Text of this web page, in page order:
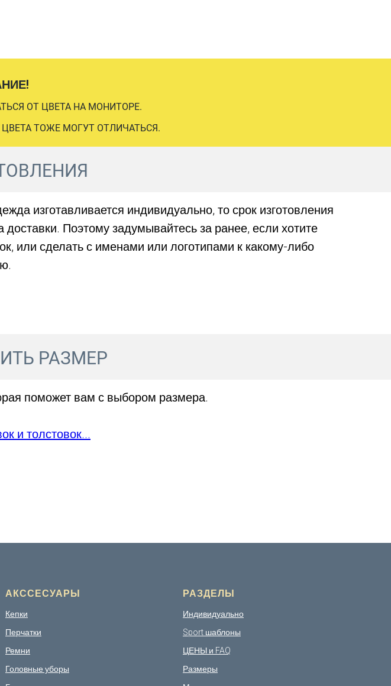
ОТ ЦВЕТА НА МОНИТОРЕ.
ТОЖЕ МОГУТ ОТЛИЧАТЬСЯ.
изготавливается индивидуально, то срок изготовления
доставки. Поэтому задумывайтесь за ранее, если хотите
или сделать с именами или логотипами к какому-либо
РАЗМЕР
поможет вам с выбором размера.
и толстовок...
АКССЕСУАРЫ
Кепки
Перчатки
Ремни
Головные уборы
РАЗДЕЛЫ
Индивидуально
Sport шаблоны
ЦЕНЫ и FAQ
Размеры